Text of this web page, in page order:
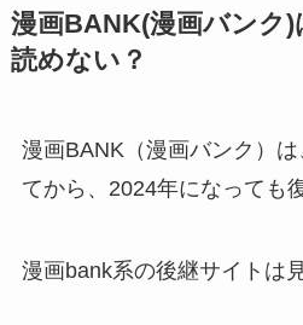
漫画BANK(漫画バンク)
読めない？
漫画BANK（漫画バンク）
てから、2024年になっても
漫画bank系の後継サイトは